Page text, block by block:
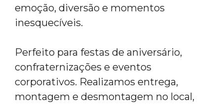
emoção, diversão e momentos
inesquecíveis.
Perfeito para festas de aniversário,
confraternizações e eventos
corporativos. Realizamos entrega,
montagem e desmontagem no local,